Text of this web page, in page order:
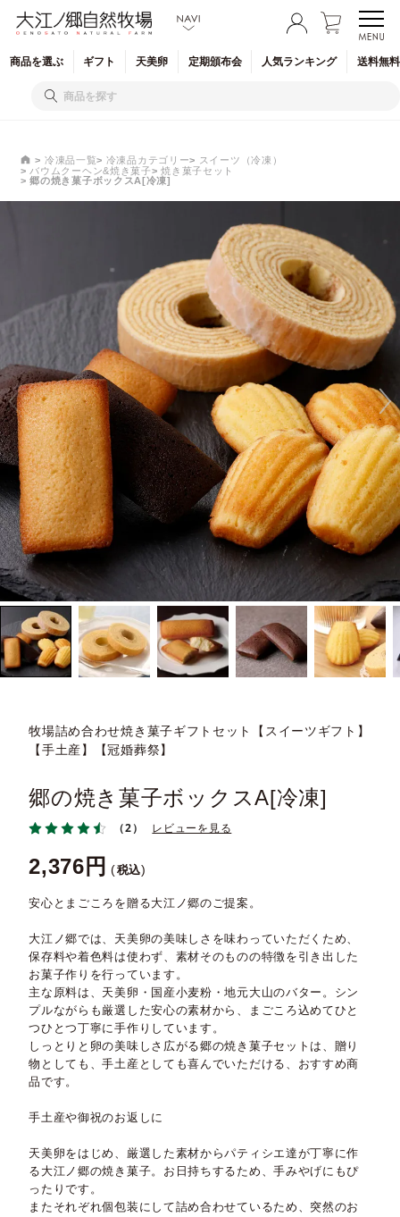
商品を選ぶ ギフト 天美卵 定期頒布会 人気ランキング 送料無
冷凍品一覧 冷凍品カテゴリー
スイーツ（冷凍）
バウムクーヘン&焼き菓子
焼き菓子セット
郷の焼き菓子ボックスA[冷凍]
牧場詰め合わせ焼き菓子ギフトセット【スイーツギフト】
【手土産】【冠婚葬祭】
郷の焼き菓子ボックスA[冷凍]
（2） レビューを見る
2,376 税込
安心とまごころを贈る大江ノ郷のご提案。
大江ノ郷では、天美卵の美味しさを味わっていただくため、
保存料や着色料は使わず、素材そのものの特徴を引き出した
お菓子作りを行っています。
主な原料は、天美卵・国産小麦粉・地元大山のバター。シン
プルながらも厳選した安心の素材から、まごころ込めてひと
つひとつ丁寧に手作りしています。
しっとりと卵の美味しさ広がる郷の焼き菓子セットは、贈り
物としても、手土産としても喜んでいただける、おすすめ商
品です。
手土産や御祝のお返しに
天美卵をはじめ、厳選した素材からパティシエ達が丁寧に作
る大江ノ郷の焼き菓子。お日持ちするため、手みやげにもぴ
ったりです。
またそれぞれ個包装にして詰め合わせているため、突然のお